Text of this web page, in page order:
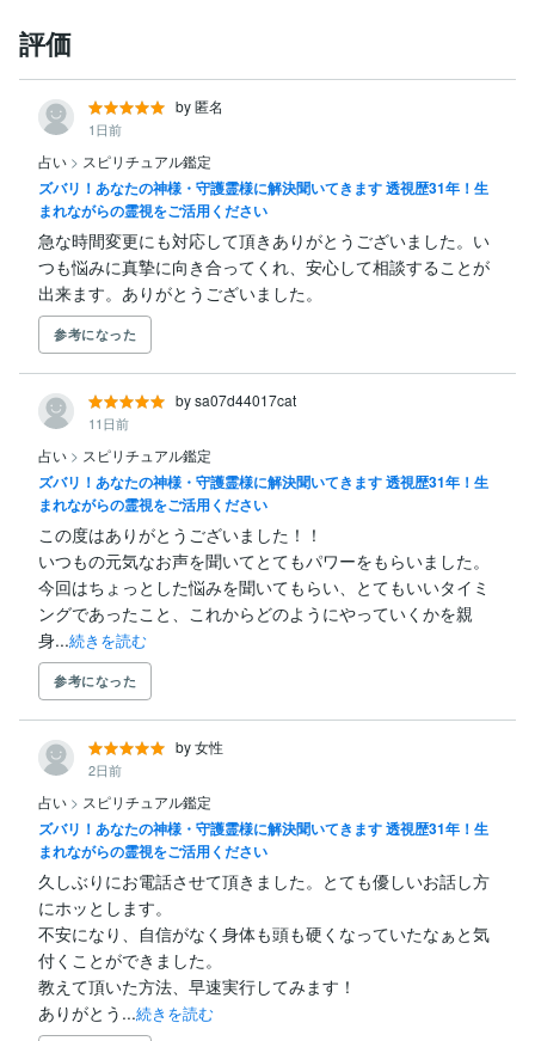
という意味はこの事です
しかし現実、脳は解決を拒みます
変わる事が怖いからです
貴方が自ら勇気を持ってご決断
されましたら
必ず解決します
私はその震える貴方の心のペース
に合わせて一緒に
解決の背中押しをさせていただきます
幼少期から
一般に見えないものが見え
（みんな見えると思っていた）
１１歳で神隠しに遭うも
奇跡的に発見される
（今で言う山の主、に出会い、仲良く
数分会話しただけなのに、数時間経っていた）
などなどあり
周りからの異端扱い、いじめ
によって封じていた力が
30代に入ってから
再び覚醒し
ハワイ島マウイのカフナ（神官）より
霊能者として認められる
ネバダのバレーオブファイヤー
国立公園の先住民族の精霊により
啓示を受けるなど
を経て
この持て余すものを
困っている方のお役に立てたらと思い
はじめる事を決意しました
いじめられた
悲しみ、痛み
周りから押さえつけられ封じられた
評価
by 匿名
1日前
占い > スピリチュアル鑑定
ズバリ！あなたの神様・守護霊様に解決聞いてきます 透視歴31年！生
まれながらの霊視をご活用ください
急な時間変更にも対応して頂きありがとうございました。い
つも悩みに真摯に向き合ってくれ、安心して相談することが
出来ます。ありがとうございました。
参考になった
by sa07d44017cat
11日前
占い > スピリチュアル鑑定
ズバリ！あなたの神様・守護霊様に解決聞いてきます 透視歴31年！生
まれながらの霊視をご活用ください
この度はありがとうございました！！
いつもの元気なお声を聞いてとてもパワーをもらいました。
今回はちょっとした悩みを聞いてもらい、とてもいいタイミ
ングであったこと、これからどのようにやっていくかを親
身...続きを読む
参考になった
by 女性
2日前
占い > スピリチュアル鑑定
ズバリ！あなたの神様・守護霊様に解決聞いてきます 透視歴31年！生
まれながらの霊視をご活用ください
久しぶりにお電話させて頂きました。とても優しいお話し方
にホッとします。
不安になり、自信がなく身体も頭も硬くなっていたなぁと気
付くことができました。
教えて頂いた方法、早速実行してみます！
ありがとう...続きを読む